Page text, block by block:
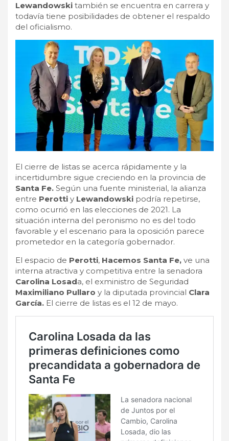
Lewandowski también se encuentra en carrera y
todavía tiene posibilidades de obtener el respaldo
del oficialismo.
El cierre de listas se acerca rápidamente y la
incertidumbre sigue creciendo en la provincia de
Santa Fe. Según una fuente ministerial, la alianza
entre Perotti y Lewandowski podría repetirse,
como ocurrió en las elecciones de 2021. La
situación interna del peronismo no es del todo
favorable y el escenario para la oposición parece
prometedor en la categoría gobernador.
El espacio de Perotti, Hacemos Santa Fe, ve una
interna atractiva y competitiva entre la senadora
Carolina Losada, el exministro de Seguridad
Maximiliano Pullaro y la diputada provincial Clara
García. El cierre de listas es el 12 de mayo.